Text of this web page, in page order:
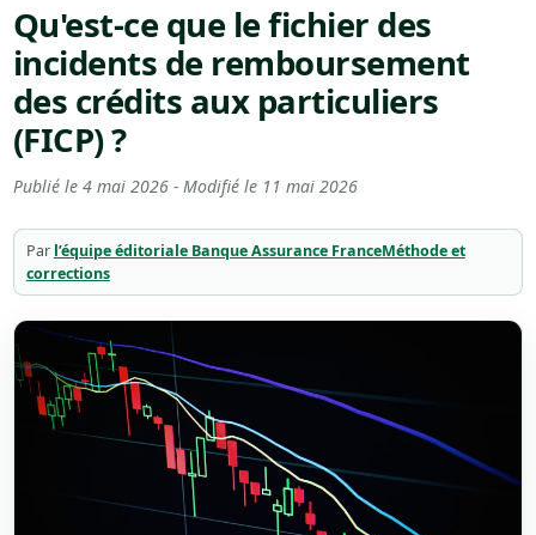
Qu'est-ce que le fichier des
incidents de remboursement
des crédits aux particuliers
(FICP) ?
Publié le 4 mai 2026- Modifié le 11 mai 2026
Par l’équipe éditoriale Banque Assurance FranceMéthode et
corrections